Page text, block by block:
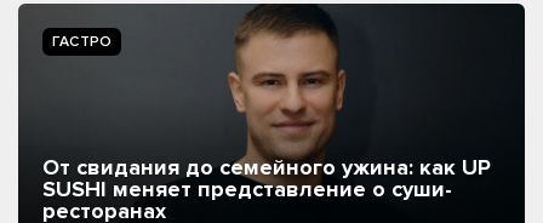
ГАСТРО
От свидания до семейного ужина: как UP
SUSHI меняет представление о суши-
ресторанах